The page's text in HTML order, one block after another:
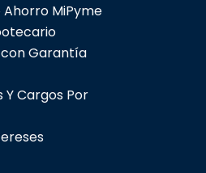
MiPyme
Garantía
Y Cargos Por